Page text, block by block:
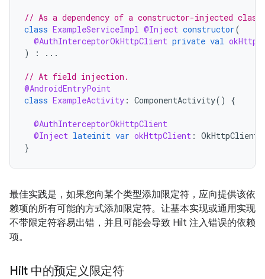
// As a dependency of a constructor-injected
class ExampleServiceImpl @Inject constructor(
@AuthInterceptorOkHttpClient private val
)
: ...
// At field injection.
@AndroidEntryPoint
class ExampleActivity : ComponentActivity() {
@AuthInterceptorOkHttpClient
@Inject lateinit var okHttpClient : OkHttpClient
}
最佳实践是，如果您向某个类型添加限定符，应向提供该依
赖项的所有可能的方式添加限定符。让基本实现或通用实现
不带限定符容易出错，并且可能会导致 Hilt 注入错误的依赖
项。
Hilt 中的预定义限定符